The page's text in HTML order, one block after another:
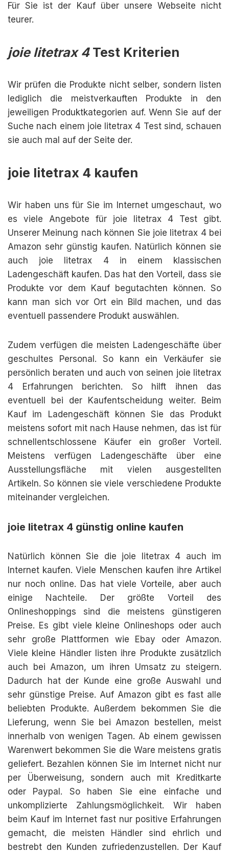
Für Sie ist der Kauf über unsere Webseite nicht
teurer.
joie litetrax 4Test Kriterien
Wir prüfen die Produkte nicht selber, sondern listen
lediglich die meistverkauften Produkte in den
jeweiligen Produktkategorien auf. Wenn Sie auf der
Suche nach einem joie litetrax 4 Test sind, schauen
sie auch mal auf der Seite der.
joie litetrax 4 kaufen
Wir haben uns für Sie im Internet umgeschaut, wo
es viele Angebote für joie litetrax 4 Test gibt.
Unserer Meinung nach können Sie joie litetrax 4 bei
Amazon sehr günstig kaufen. Natürlich können sie
auch joie litetrax 4 in einem klassischen
Ladengeschäft kaufen. Das hat den Vorteil, dass sie
Produkte vor dem Kauf begutachten können. So
kann man sich vor Ort ein Bild machen, und das
eventuell passendere Produkt auswählen.
Zudem verfügen die meisten Ladengeschäfte über
geschultes Personal. So kann ein Verkäufer sie
persönlich beraten und auch von seinen joie litetrax
4 Erfahrungen berichten. So hilft ihnen das
eventuell bei der Kaufentscheidung weiter. Beim
Kauf im Ladengeschäft können Sie das Produkt
meistens sofort mit nach Hause nehmen, das ist für
schnellentschlossene Käufer ein großer Vorteil.
Meistens verfügen Ladengeschäfte über eine
Ausstellungsfläche mit vielen ausgestellten
Artikeln. So können sie viele verschiedene Produkte
miteinander vergleichen.
joie litetrax 4 günstig online kaufen
Natürlich können Sie die joie litetrax 4 auch im
Internet kaufen. Viele Menschen kaufen ihre Artikel
nur noch online. Das hat viele Vorteile, aber auch
einige Nachteile. Der größte Vorteil des
Onlineshoppings sind die meistens günstigeren
Preise. Es gibt viele kleine Onlineshops oder auch
sehr große Plattformen wie Ebay oder Amazon.
Viele kleine Händler listen ihre Produkte zusätzlich
auch bei Amazon, um ihren Umsatz zu steigern.
Dadurch hat der Kunde eine große Auswahl und
sehr günstige Preise. Auf Amazon gibt es fast alle
beliebten Produkte. Außerdem bekommen Sie die
Lieferung, wenn Sie bei Amazon bestellen, meist
innerhalb von wenigen Tagen. Ab einem gewissen
Warenwert bekommen Sie die Ware meistens gratis
geliefert. Bezahlen können Sie im Internet nicht nur
per Überweisung, sondern auch mit Kreditkarte
oder Paypal. So haben Sie eine einfache und
unkomplizierte Zahlungsmöglichkeit. Wir haben
beim Kauf im Internet fast nur positive Erfahrungen
gemacht, die meisten Händler sind ehrlich und
bestrebt den Kunden zufriedenzustellen. Der Kauf